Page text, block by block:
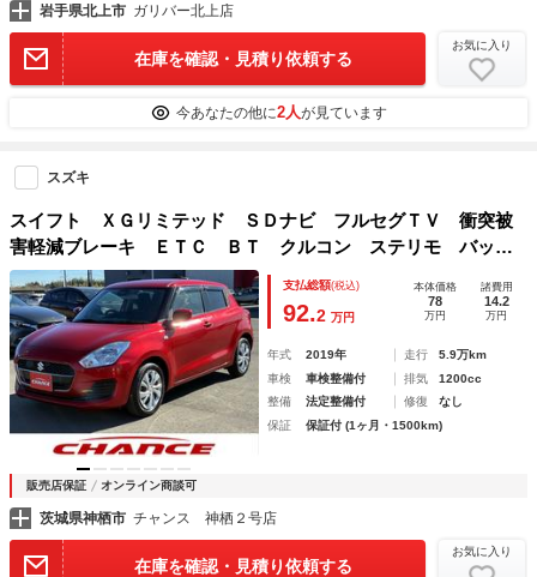
岩手県北上市 ガリバー北上店
在庫を確認・見積り依頼する
お気に入り
今あなたの他に2人が見ています
スズキ
スイフト ＸＧリミテッド ＳＤナビ フルセグＴＶ 衝突被
害軽減ブレーキ ＥＴＣ ＢＴ クルコン ステリモ バック
カメラ 運転席シートヒーター ＣＤ ＤＶＤ レーンアシス
ト 横滑り防止装置 オートライト サイドエアバック
支払総額(税込)
92.2 万円
本体価格
78
万円
諸費用
14.2
万円
年式 2019年 走行
5.9万km
車検
車検整備付 排気
1200cc
整備
法定整備付 修復
なし
保証
保証付 (1ヶ月・1500km)
販売店保証 オンライン商談可
茨城県神栖市 チャンス 神栖２号店
在庫を確認・見積り依頼する
お気に入り